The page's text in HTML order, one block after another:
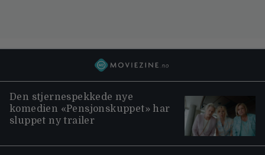
Den stjernespekkede nye
komedien «Pensjonskuppet» har
sluppet ny trailer